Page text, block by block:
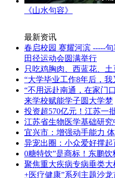
《山水句容》
最新资讯
春启校园 赛耀河滨 -----
田径运动会圆满举行
只吃鸡胸肉、西蓝花、
“大学毕业工作8年后，我
“不用远赴南通，在家门
来学校赋能学子圆大学梦
投资超570亿元！江苏一
江苏省生物医学基础研究
宜兴市：增强动手能力
异宠出圈：小众爱好撑起
0糖特饮”是商标！东鹏饮
聚焦重大疾病专病垂类
+医疗健康”系列主题沙